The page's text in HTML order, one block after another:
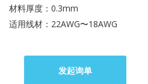
材料厚度：0.3mm
适用线材：22AWG〜18AWG
发起询单